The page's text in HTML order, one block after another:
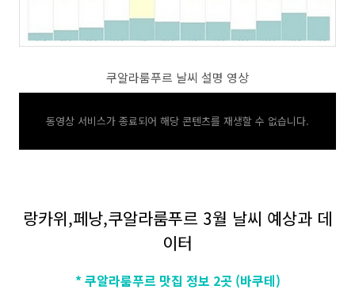
쿠알라룸푸르 날씨 설명 영상
동영상 서비스가 종료되어 해당 콘텐츠를 재생할 수 없습니다.
랑카위,페낭,쿠알라룸푸르 3월 날씨 예상과 데
이터
* 쿠알라룸푸르 맛집 정보 2곳 (바쿠테)